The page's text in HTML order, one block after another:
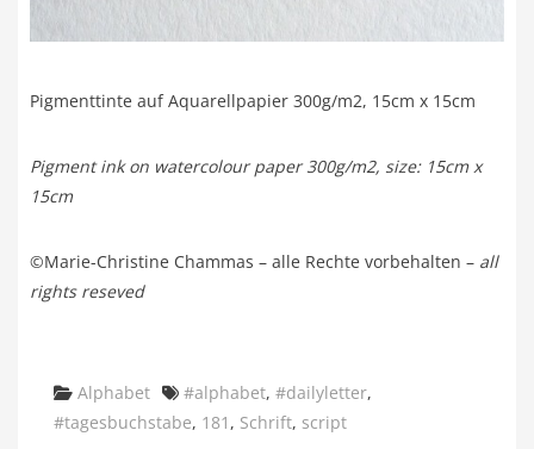
Pigmenttinte auf Aquarellpapier 300g/m2, 15cm x 15cm
Pigment ink on watercolour paper 300g/m2, size: 15cm x
15cm
©Marie-Christine Chammas – alle Rechte vorbehalten – all
rights reseved
Categories
Alphabet Tags
#alphabet, #dailyletter,
#tagesbuchstabe, 181 , Schrift, script